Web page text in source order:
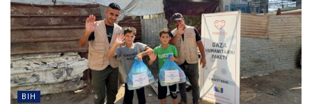
BIH